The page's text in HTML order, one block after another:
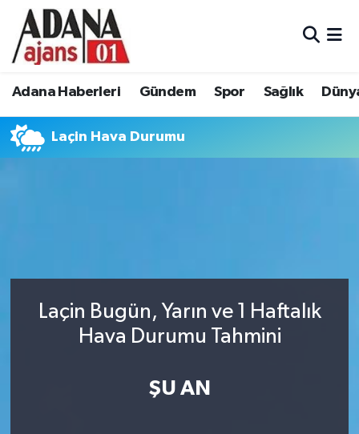
Adana Haberleri Gündem Spor Sağlık
Laçin Hava Durumu
Laçin Bugün, Yarın ve 1 Haftalık
Hava Durumu Tahmini
ŞU AN
Adana Haberleri
Spor
Siyaset
Ekonomi
Adana Nöbetçi Eczaneler
Adana Namaz Vakitleri
Son Dakika Haberleri
Haber Arşivi